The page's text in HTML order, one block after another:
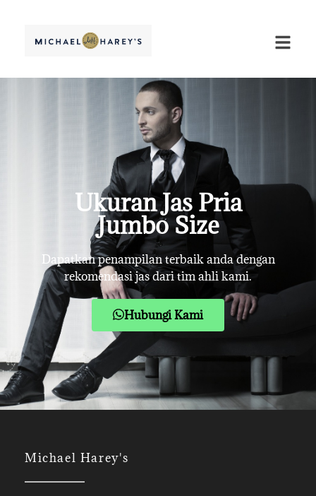
Ukuran Jas Pria
Jumbo Size
Dapatkan penampilan terbaik anda dengan
rekomendasi jas dari tim ahli kami.
Hubungi Kami
Michael Harey's